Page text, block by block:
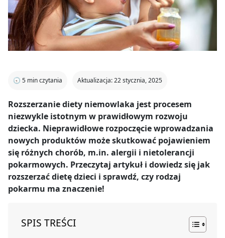
🕣 5 min czytania Aktualizacja: 22 stycznia, 2025
Rozszerzanie diety niemowlaka jest procesem
niezwykle istotnym w prawidłowym rozwoju
dziecka. Nieprawidłowe rozpoczęcie wprowadzania
nowych produktów może skutkować pojawieniem
się różnych chorób, m.in. alergii i nietolerancji
pokarmowych. Przeczytaj artykuł i dowiedz się jak
rozszerzać dietę dzieci i sprawdź, czy rodzaj
pokarmu ma znaczenie!
SPIS TREŚCI